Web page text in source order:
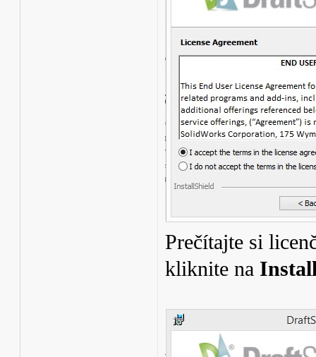
Prečítajte si
kliknite na